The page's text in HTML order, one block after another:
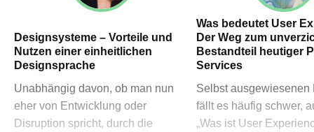
Designsysteme – Vorteile und
Nutzen einer einheitlichen
Designsprache
Unabhängig davon, ob man nun
eher von Entwicklung oder
Disruption spricht, durch die
Was bedeutet User
Der Weg zum
Bestandteil heutiger
Services
Selbst ausgewiesenen
fällt es häufig schwer,
„Was ist User